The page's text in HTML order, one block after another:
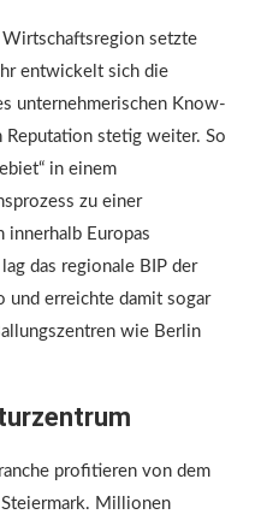
setzte
entwickelt sich die
unternehmerischen Know-
Reputation stetig weiter. So
in einem
zu einer
innerhalb Europas
das regionale BIP der
und erreichte damit sogar
wie Berlin
profitieren von dem
Millionen